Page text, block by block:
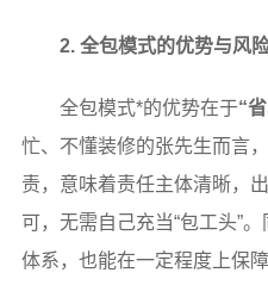
2. 全包模式的优势与风
全包模式*的优势在于“
忙、不懂装修的张先生而言
责，意味着责任主体清晰，
可，无需自己充当“包工头”
体系，也能在一定程度上保